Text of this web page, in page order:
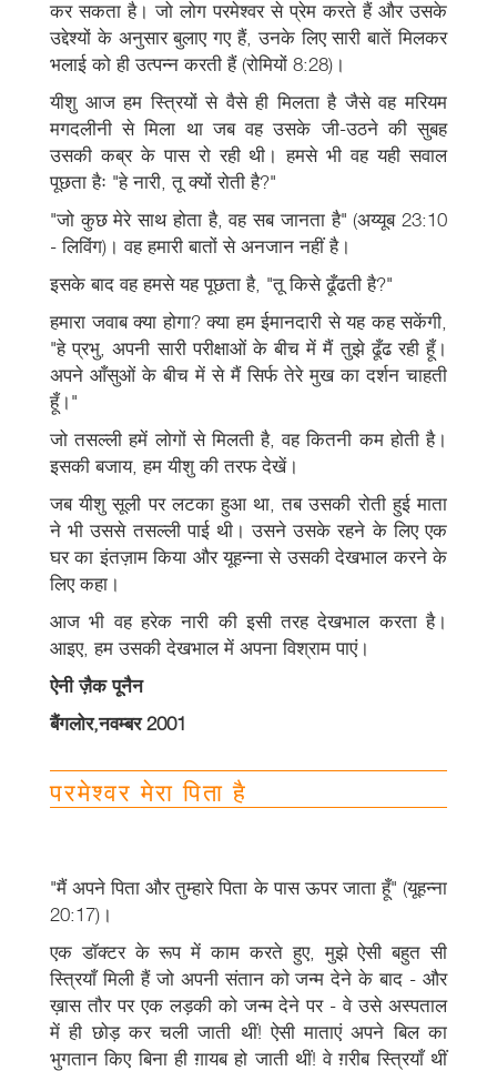
कर सकता है। जो लोग परमेश्वर से प्रेम करते हैं और उसके
उद्देश्यों के अनुसार बुलाए गए हैं, उनके लिए सारी बातें मिलकर
भलाई को ही उत्पन्न करती हैं (रोमियों 8:28)।
यीशु आज हम स्त्रियों से वैसे ही मिलता है जैसे वह मरियम
मगदलीनी से मिला था जब वह उसके जी-उठने की सुबह
उसकी कब्र के पास रो रही थी। हमसे भी वह यही सवाल
पूछता हैः "हे नारी, तू क्यों रोती है?"
"जो कुछ मेरे साथ होता है, वह सब जानता है" (अय्यूब 23:10
- लिविंग)। वह हमारी बातों से अनजान नहीं है।
इसके बाद वह हमसे यह पूछता है, "तू किसे ढूँढती है?"
हमारा जवाब क्या होगा? क्या हम ईमानदारी से यह कह सकेंगी,
"हे प्रभु, अपनी सारी परीक्षाओं के बीच में मैं तुझे ढूँढ रही हूँ।
अपने आँसुओं के बीच में से मैं सिर्फ तेरे मुख का दर्शन चाहती
हूँ।"
जो तसल्ली हमें लोगों से मिलती है, वह कितनी कम होती है।
इसकी बजाय, हम यीशु की तरफ देखें।
जब यीशु सूली पर लटका हुआ था, तब उसकी रोती हुई माता
ने भी उससे तसल्ली पाई थी। उसने उसके रहने के लिए एक
घर का इंतज़ाम किया और यूहन्ना से उसकी देखभाल करने के
लिए कहा।
आज भी वह हरेक नारी की इसी तरह देखभाल करता है।
आइए, हम उसकी देखभाल में अपना विश्राम पाएं।
ऐनी ज़ैक पूनैन
बैंगलोर,नवम्बर 2001
परमेश्वर मेरा पिता है
"मैं अपने पिता और तुम्हारे पिता के पास ऊपर जाता हूँ" (यूहन्ना
20:17)।
एक डॉक्टर के रूप में काम करते हुए, मुझे ऐसी बहुत सी
स्त्रियाँ मिली हैं जो अपनी संतान को जन्म देने के बाद - और
ख़ास तौर पर एक लड़की को जन्म देने पर - वे उसे अस्पताल
में ही छोड़ कर चली जाती थीं! ऐसी माताएं अपने बिल का
भुगतान किए बिना ही ग़ायब हो जाती थीं! वे ग़रीब स्त्रियाँ थीं